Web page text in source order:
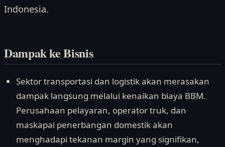
Indonesia.
Dampak ke Bisnis
Sektor transportasi dan logistik akan merasakan
dampak langsung melalui kenaikan biaya BBM.
Perusahaan pelayaran, operator truk, dan
maskapai penerbangan domestik akan
menghadapi tekanan margin yang signifikan,